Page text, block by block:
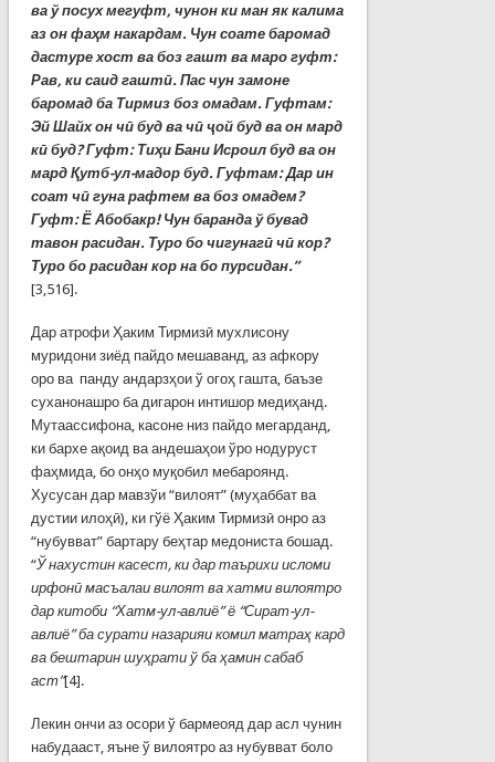
ва ў посух мегуфт, чунон ки ман як калима
аз он фаҳм накардам. Чун соате баромад
дастуре хост ва боз гашт ва маро гуфт:
Рав, ки саид гаштӣ. Пас чун замоне
баромад ба Тирмиз боз омадам. Гуфтам:
Эй Шайх он чӣ буд ва чӣ ҷой буд ва он мард
кӣ буд? Гуфт: Тиҳи Бани Исроил буд ва он
мард Қутб-ул-мадор буд. Гуфтам: Дар ин
соат чӣ гуна рафтем ва боз омадем?
Гуфт: Ё Абобакр! Чун баранда ў бувад
тавон расидан. Туро бо чигунагӣ чӣ кор?
Туро бо расидан кор на бо пурсидан.”
[3,516].
Дар атрофи Ҳаким Тирмизӣ мухлисону
муридони зиёд пайдо мешаванд, аз афкору
оро ва панду андарзҳои ў огоҳ гашта, баъзе
суханонашро ба дигарон интишор медиҳанд.
Мутаассифона, касоне низ пайдо мегарданд,
ки бархе ақоид ва андешаҳои ўро нодуруст
фаҳмида, бо онҳо муқобил мебароянд.
Хусусан дар мавзўи “вилоят” (муҳаббат ва
дустии илоҳӣ), ки гўё Ҳаким Тирмизӣ онро аз
“нубувват” бартару беҳтар медониста бошад.
“Ў нахустин касест, ки дар таърихи исломи
ирфонӣ масъалаи вилоят ва хатми вилоятро
дар китоби “Хатм-ул-авлиё” ё “Сират-ул-
авлиё” ба сурати назарияи комил матраҳ кард
ва бештарин шуҳрати ў ба ҳамин сабаб
аст”[4].
Лекин ончи аз осори ў бармеояд дар асл чунин
набудааст, яъне ў вилоятро аз нубувват боло